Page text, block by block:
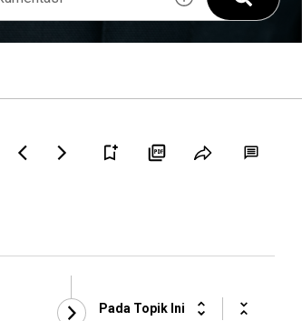
Pada Topik Ini